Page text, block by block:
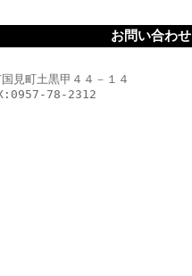
お問い合わせ
見町土黒甲４４－１４
78-2312